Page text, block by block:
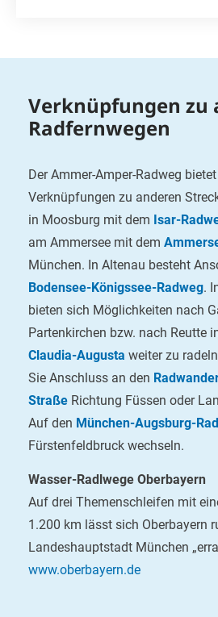
Verknüpfungen zu
Radfernwegen
Der Ammer-Amper-Radweg
Verknüpfungen zu anderen
in Moosburg mit dem Isar-
am Ammersee mit dem
München. In Altenau besteht
Bodensee-Königssee-Radweg.
bieten sich Möglichkeiten nach
Partenkirchen bzw. nach Reutte
Claudia-Augusta weiter zu
Sie Anschluss an den
Straße Richtung Füssen oder
Auf den München-Augsburg-
Fürstenfeldbruck wechseln.
Wasser-Radlwege Oberbayern
Auf drei Themenschleifen mit
1.200 km lässt sich Oberbayern
Landeshauptstadt München
www.oberbayern.de